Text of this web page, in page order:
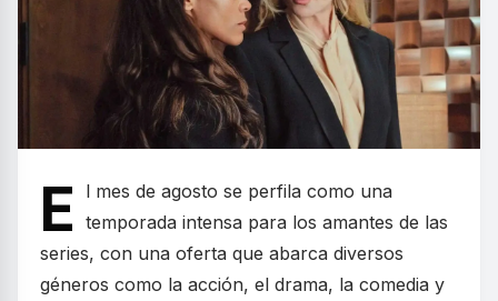
E
l mes de agosto se perfila como una
temporada intensa para los amantes de las
series, con una oferta que abarca diversos
géneros como la acción, el drama, la comedia y